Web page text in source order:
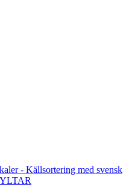
- Källsortering med svensk